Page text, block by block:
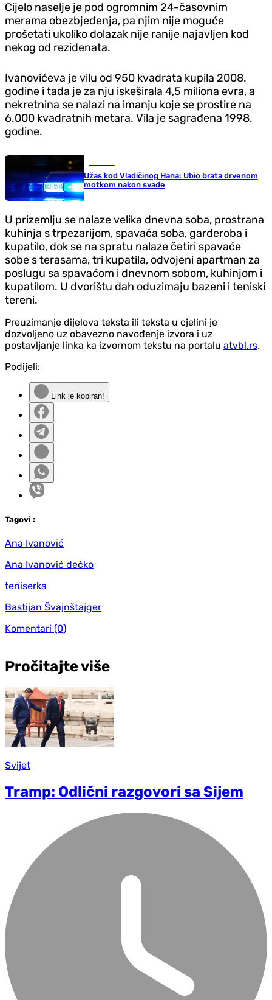
Cijelo naselje je pod ogromnim 24-časovnim
merama obezbjeđenja, pa njim nije moguće
prošetati ukoliko dolazak nije ranije najavljen kod
nekog od rezidenata.
Ivanovićeva je vilu od 950 kvadrata kupila 2008.
godine i tada je za nju iskeširala 4,5 miliona evra, a
nekretnina se nalazi na imanju koje se prostire na
6.000 kvadratnih metara. Vila je sagrađena 1998.
godine.
Užas kod Vladičinog Hana: Ubio brata drvenom
motkom nakon svađe
U prizemlju se nalaze velika dnevna soba, prostrana
kuhinja s trpezarijom, spavaća soba, garderoba i
kupatilo, dok se na spratu nalaze četiri spavaće
sobe s terasama, tri kupatila, odvojeni apartman za
poslugu sa spavaćom i dnevnom sobom, kuhinjom i
kupatilom. U dvorištu dah oduzimaju bazeni i teniski
tereni.
Preuzimanje dijelova teksta ili teksta u cjelini je
dozvoljeno uz obavezno navođenje izvora i uz
postavljanje linka ka izvornom tekstu na portalu atvbl.rs.
Podijeli:
Link je kopiran!
Tagovi :
Ana Ivanović
Ana Ivanović dečko
teniserka
Bastijan Švajnštajger
Komentari (0)
Pročitajte više
Svijet
Tramp: Odlični razgovori sa Sijem